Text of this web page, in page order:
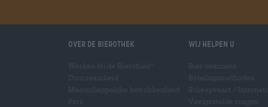
Over de Bierothek Wij helpen u